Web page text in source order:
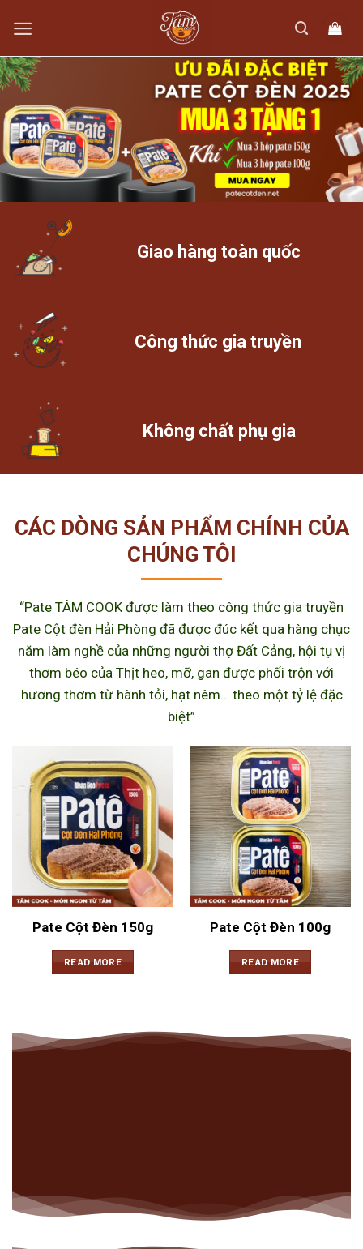
content
Giao hàng toàn quốc
Công thức gia truyền
Không chất phụ gia
CÁC DÒNG SẢN PHẨM CHÍNH CỦA
CHÚNG TÔI
“Pate TÂM COOK được làm theo công thức gia truyền
Pate Cột đèn Hải Phòng đã được đúc kết qua hàng chục
năm làm nghề của những người thợ Đất Cảng, hội tụ vị
thơm béo của Thịt heo, mỡ, gan được phối trộn với
hương thơm từ hành tỏi, hạt nêm… theo một tỷ lệ đặc
biệt”
Pate Cột Đèn 150g
READ MORE
Pate Cột Đèn 100g
READ MORE